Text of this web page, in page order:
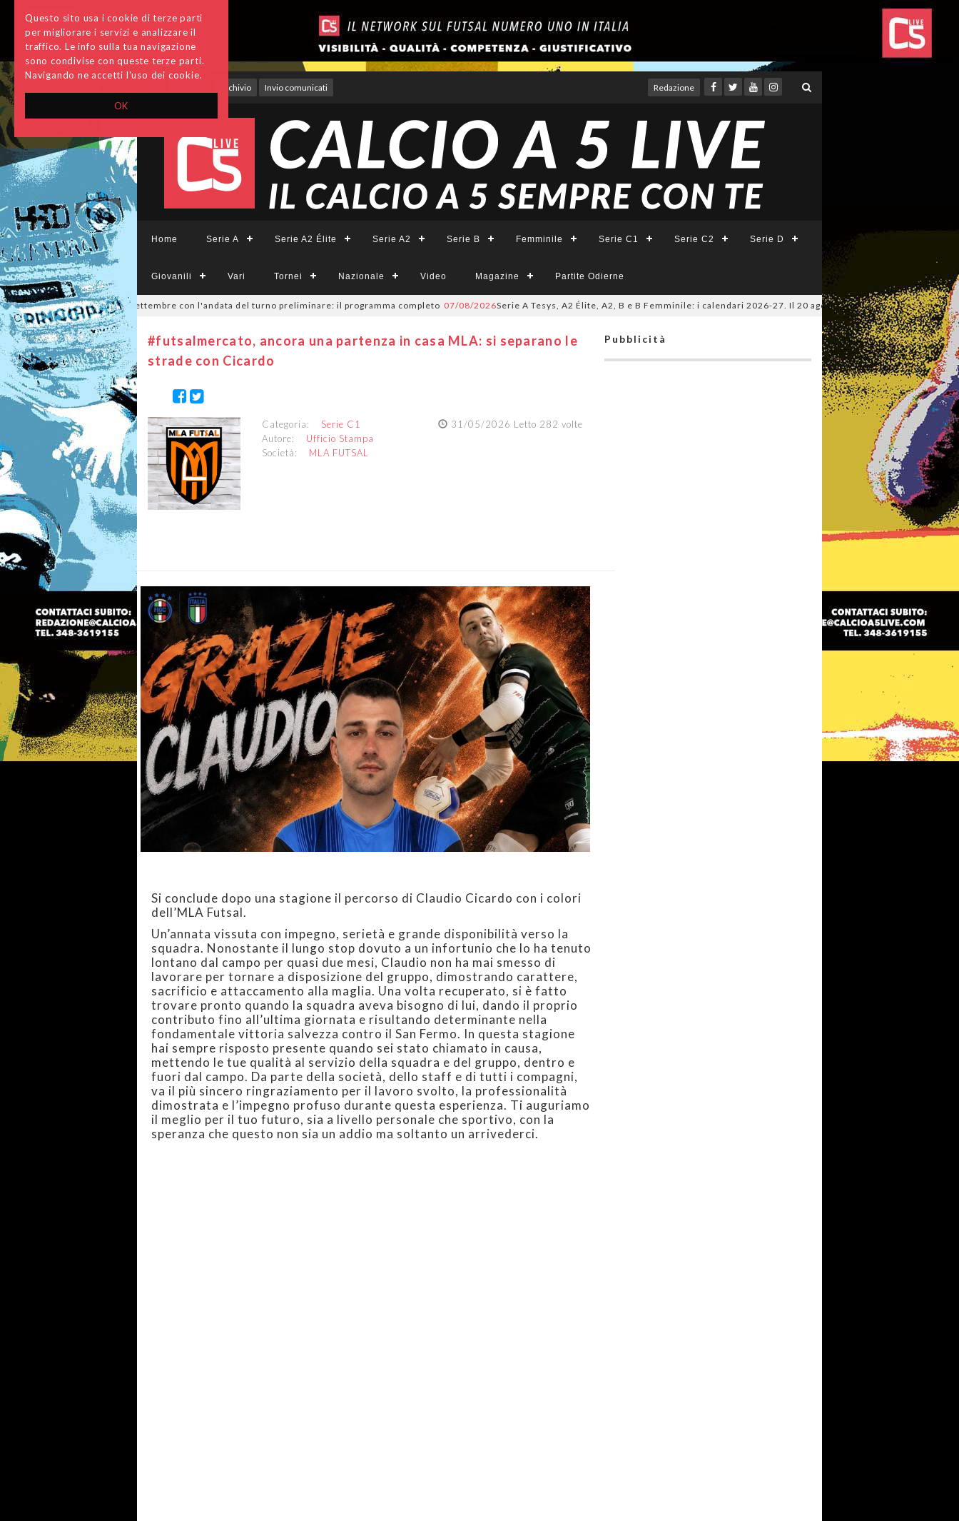
OK
Questo sito usa i cookie di terze parti
per migliorare i servizi e analizzare il
traffico. Le info sulla tua navigazione
sono condivise con queste terze parti.
Navigando ne accetti l'uso dei cookie.
Archivio Invio comunicati Redazione
Home Serie A Serie A2 Élite Serie A2 Serie B Femminile Serie C1 Serie C2 Serie D
Giovanili Vari Tornei Nazionale Video Magazine Partite Odierne
si parte il 19 settembre con l'andata del turno preliminare: il programma completo 07/08/2026Serie A Tesys, A2 Élite, A2, B e B Femminile: i calendari 2026-27. Il 20 agosto la presentazione della Serie A
#futsalmercato, ancora una partenza in casa MLA: si separano le
strade con Cicardo
31/05/2026 Letto 282 volte
Categoria: Serie C1
Autore: Ufficio Stampa
Società: MLA FUTSAL
Si conclude dopo una stagione il percorso di Claudio Cicardo con i colori
dell’MLA Futsal.
Un’annata vissuta con impegno, serietà e grande disponibilità verso la
squadra. Nonostante il lungo stop dovuto a un infortunio che lo ha tenuto
lontano dal campo per quasi due mesi, Claudio non ha mai smesso di
lavorare per tornare a disposizione del gruppo, dimostrando carattere,
sacrificio e attaccamento alla maglia. Una volta recuperato, si è fatto
trovare pronto quando la squadra aveva bisogno di lui, dando il proprio
contributo fino all’ultima giornata e risultando determinante nella
fondamentale vittoria salvezza contro il San Fermo. In questa stagione
hai sempre risposto presente quando sei stato chiamato in causa,
mettendo le tue qualità al servizio della squadra e del gruppo, dentro e
fuori dal campo. Da parte della società, dello staff e di tutti i compagni,
va il più sincero ringraziamento per il lavoro svolto, la professionalità
dimostrata e l’impegno profuso durante questa esperienza. Ti auguriamo
il meglio per il tuo futuro, sia a livello personale che sportivo, con la
speranza che questo non sia un addio ma soltanto un arrivederci.
Pubblicità